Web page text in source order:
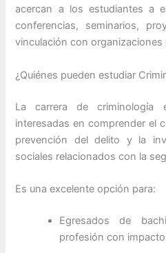
acercan a los estudiantes a
conferencias, seminarios,
vinculación con organizaciones
¿Quiénes pueden estudiar
La carrera de criminología
interesadas en comprender el
prevención del delito y la
sociales relacionados con la
Es una excelente opción para:
Egresados de
profesión con